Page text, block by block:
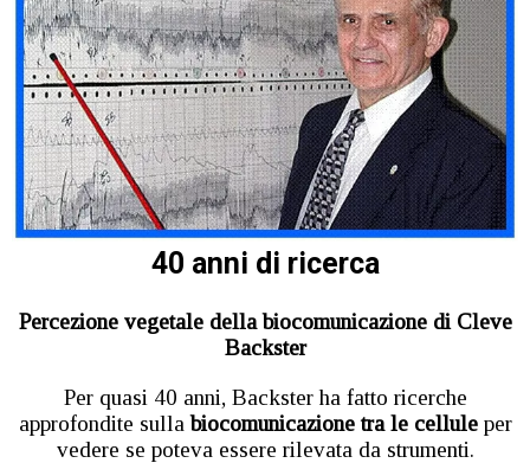
40 anni di ricerca
Percezione vegetale della biocomunicazione di Cleve
Backster
Per quasi 40 anni, Backster ha fatto ricerche
approfondite sullabiocomunicazione tra le celluleper
vedere se poteva essere rilevata da strumenti.